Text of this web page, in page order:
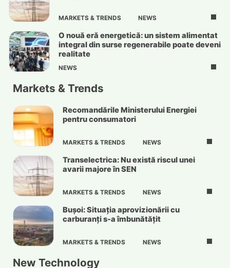
MARKETS & TRENDS NEWS
O nouă eră energetică: un sistem alimentat
integral din surse regenerabile poate deveni
realitate
NEWS
Markets & Trends
Recomandările Ministerului Energiei
pentru consumatori
MARKETS & TRENDS NEWS
Transelectrica: Nu există riscul unei
avarii majore în SEN
MARKETS & TRENDS NEWS
Bușoi: Situația aprovizionării cu
carburanți s-a îmbunătățit
MARKETS & TRENDS NEWS
New Technology